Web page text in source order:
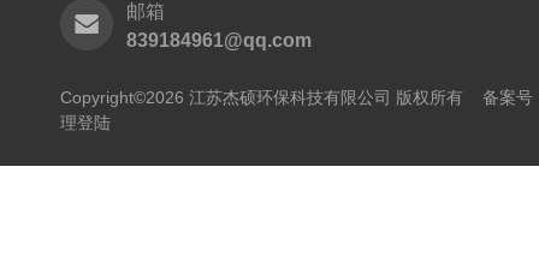
邮箱
839184961@qq.com
Copyright©2026 江苏杰硕环保科技有限公司 版权所有 备案号
理登陆